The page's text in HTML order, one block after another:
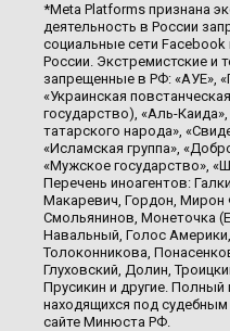
*Meta Platforms признана
деятельность в России
социальные сети
России. Экстремистские и
запрещенные в РФ: «АУЕ»,
«Украинская
государство), «Аль-
татарского народа»,
«Исламская группа»,
«Мужское государство»,
Перечень иноагентов:
Макаревич, Гордон,
Смольянинов, Монеточка
Навальный, Голос
Толоконникова,
Глуховский, Долин,
Прусикин и другие. Полный
находящихся под
сайте Минюста РФ.